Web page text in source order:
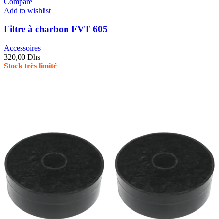
Add to wishlist
Filtre à charbon FVT 605
Accessoires
320,00 Dhs
Stock très limité